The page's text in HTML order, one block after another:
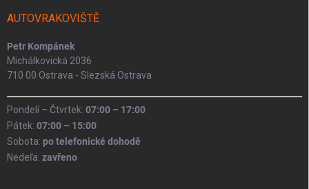
AUTOVRAKOVIŠTĚ
Petr Kompánek
Michálkovická 2036
710 00 Ostrava - Slezská Ostrava
Pondelí – Čtvrtek: 07:00 – 17:00
Pátek: 07:00 – 15:00
Sobota: po telefonické dohodě
Nedeľa: zavřeno